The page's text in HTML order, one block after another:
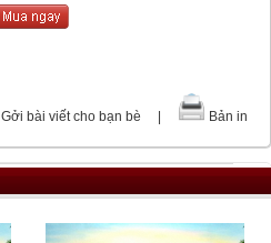
Gởi bài viết cho bạn bè Bản in